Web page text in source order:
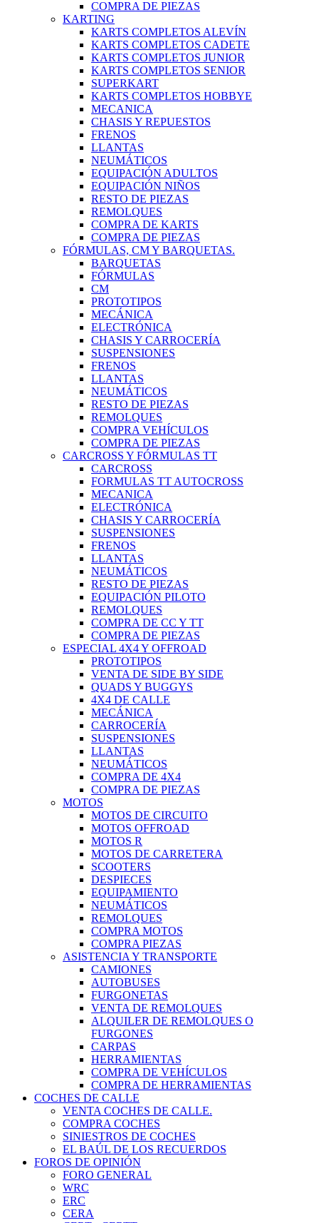
COMPRA DE PIEZAS
KARTING
KARTS COMPLETOS ALEVÍN
KARTS COMPLETOS CADETE
KARTS COMPLETOS JUNIOR
KARTS COMPLETOS SENIOR
SUPERKART
KARTS COMPLETOS HOBBYE
MECANICA
CHASIS Y REPUESTOS
FRENOS
LLANTAS
NEUMÁTICOS
EQUIPACIÓN ADULTOS
EQUIPACIÓN NIÑOS
RESTO DE PIEZAS
REMOLQUES
COMPRA DE KARTS
COMPRA DE PIEZAS
FÓRMULAS, CM Y BARQUETAS.
BARQUETAS
FÓRMULAS
CM
PROTOTIPOS
MECÁNICA
ELECTRÓNICA
CHASIS Y CARROCERÍA
SUSPENSIONES
FRENOS
LLANTAS
NEUMÁTICOS
RESTO DE PIEZAS
REMOLQUES
COMPRA VEHÍCULOS
COMPRA DE PIEZAS
CARCROSS Y FÓRMULAS TT
CARCROSS
FORMULAS TT AUTOCROSS
MECANICA
ELECTRÓNICA
CHASIS Y CARROCERÍA
SUSPENSIONES
FRENOS
LLANTAS
NEUMÁTICOS
RESTO DE PIEZAS
EQUIPACIÓN PILOTO
REMOLQUES
COMPRA DE CC Y TT
COMPRA DE PIEZAS
ESPECIAL 4X4 Y OFFROAD
PROTOTIPOS
VENTA DE SIDE BY SIDE
QUADS Y BUGGYS
4X4 DE CALLE
MECÁNICA
CARROCERÍA
SUSPENSIONES
LLANTAS
NEUMÁTICOS
COMPRA DE 4X4
COMPRA DE PIEZAS
MOTOS
MOTOS DE CIRCUITO
MOTOS OFFROAD
MOTOS R
MOTOS DE CARRETERA
SCOOTERS
DESPIECES
EQUIPAMIENTO
NEUMÁTICOS
REMOLQUES
COMPRA MOTOS
COMPRA PIEZAS
ASISTENCIA Y TRANSPORTE
CAMIONES
AUTOBUSES
FURGONETAS
VENTA DE REMOLQUES
ALQUILER DE REMOLQUES O
FURGONES
CARPAS
HERRAMIENTAS
COMPRA DE VEHÍCULOS
COMPRA DE HERRAMIENTAS
COCHES DE CALLE
VENTA COCHES DE CALLE.
COMPRA COCHES
SINIESTROS DE COCHES
EL BAÚL DE LOS RECUERDOS
FOROS DE OPINIÓN
FORO GENERAL
WRC
ERC
CERA